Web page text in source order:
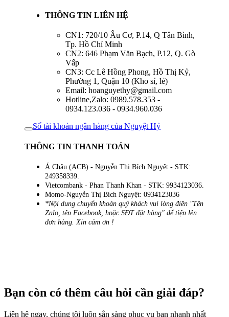
THÔNG TIN LIÊN HỆ
CN1: 720/10 Âu Cơ, P.14, Q Tân Bình,
Tp. Hồ Chí Minh
CN2: 646 Phạm Văn Bạch, P.12, Q. Gò
Vấp
CN3: Cc Lê Hồng Phong, Hồ Thị Kỷ,
Phường 1, Quận 10 (Kho sỉ, lẻ)
Email: hoanguyethy@gmail.com
Hotline,Zalo: 0989.578.353 -
0934.123.036 - 0934.960.036
Số tài khoản ngân hàng của Nguyệt Hỷ
THÔNG TIN THANH TOÁN
Á Châu (ACB) - Nguyễn Thị Bích Nguyệt - STK:
249358339.
Vietcombank - Phan Thanh Khan - STK: 9934123036.
Momo-Nguyễn Thị Bích Nguyệt: 0934123036
*Nội dung chuyển khoản quý khách vui lòng điền "Tên
Zalo, tên Facebook, hoặc SĐT đặt hàng" để tiện lên
đơn hàng. Xin cảm ơn !
Bạn còn có thêm câu hỏi cần giải đáp?
Liên hệ ngay, chúng tôi luôn sẳn sàng phục vụ bạn nhanh nhất